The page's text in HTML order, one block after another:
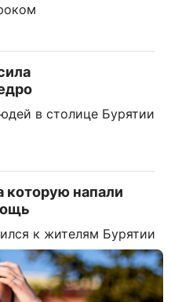
в столице Бурятии
которую напали
к жителям Бурятии